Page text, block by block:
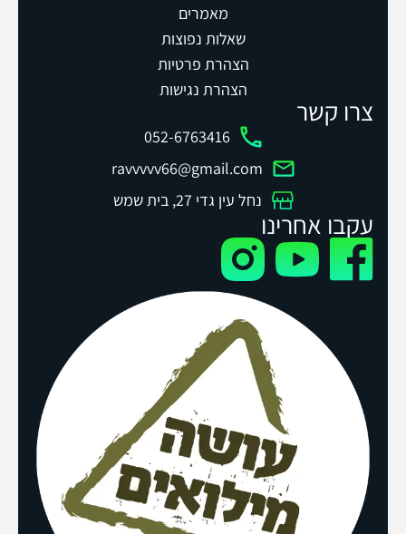
מאמרים
שאלות נפוצות
הצהרת פרטיות
הצהרת נגישות
צרו קשר
052-6763416
ravvvvv66@gmail.com
נחל עין גדי 27, בית שמש
עקבו אחרינו